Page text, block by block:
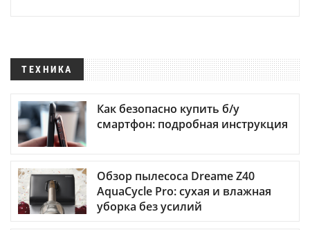
ТЕХНИКА
Как безопасно купить б/у
смартфон: подробная инструкция
Обзор пылесоса Dreame Z40
AquaCycle Pro: сухая и влажная
уборка без усилий